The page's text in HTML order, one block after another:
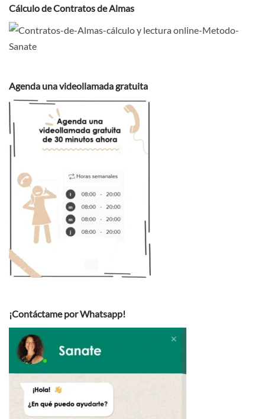
Cálculo de Contratos de Almas
Agenda una videollamada gratuita
¡Contáctame por Whatsapp!